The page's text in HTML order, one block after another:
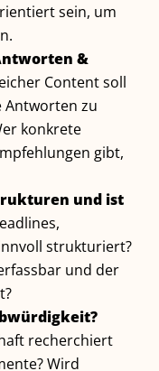
sein, um
&
Content soll
Antworten zu
konkrete
gibt,
und ist
strukturiert?
und der
recherchiert
Wird